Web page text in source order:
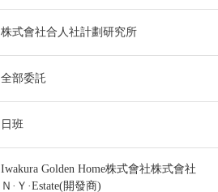
株式會社合人社計劃研究所
全部委託
日班
Iwakura Golden Home株式會社株式會社
Ｎ·Ｙ·Estate(開發商)